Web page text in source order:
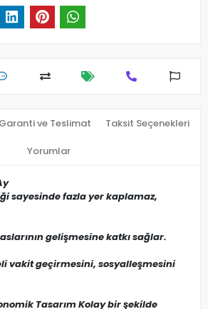
Garanti ve Teslimat Taksit Seçenekleri
Yorumlar
sayesinde fazla yer kaplamaz,
gelişmesine katkı sağlar.
vakit geçirmesini, sosyalleşmesini
Tasarım Kolay bir şekilde